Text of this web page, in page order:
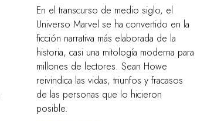
En el transcurso de medio siglo, el
Universo Marvel se ha convertido en la
ficción narrativa más elaborada de la
historia, casi una mitología moderna para
millones de lectores. Sean Howe
reivindica las vidas, triunfos y fracasos
de las personas que lo hicieron
posible.